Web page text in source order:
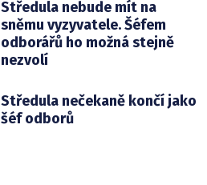
Středula nebude mít na
sněmu vyzyvatele. Šéfem
odborářů ho možná stejně
nezvolí
Středula nečekaně končí jako
šéf odborů